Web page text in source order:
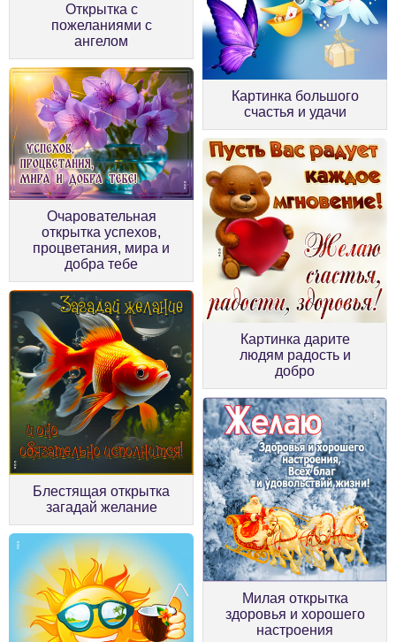
Открытка с
пожеланиями с
ангелом
Очаровательная
открытка успехов,
процветания, мира и
добра тебе
Картинка большого
счастья и удачи
Блестящая открытка
загадай желание
Картинка дарите
людям радость и
добро
Милая открытка
здоровья и хорошего
настроения